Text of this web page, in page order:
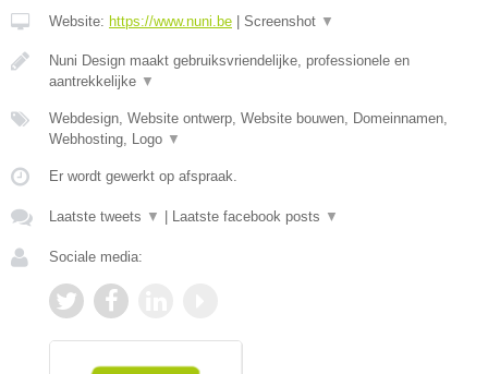
Website: https://www.nuni.be Screenshot ▼
Nuni Design maakt gebruiksvriendelijke, professionele en
aantrekkelijke ▼
Webdesign, Website ontwerp, Website bouwen, Domeinnamen,
Webhosting, Logo ▼
Er wordt gewerkt op afspraak.
Laatste tweets ▼ Laatste facebook posts ▼
Sociale media: